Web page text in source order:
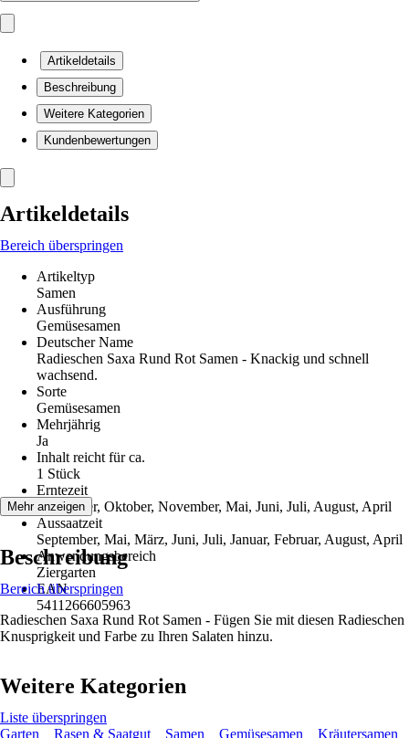
Artikeldetails
Beschreibung
Weitere Kategorien
Kundenbewertungen
Artikeldetails
Bereich überspringen
Artikeltyp
Samen
Ausführung
Gemüsesamen
Deutscher Name
Radieschen Saxa Rund Rot Samen - Knackig und schnell
wachsend.
Sorte
Gemüsesamen
Mehrjährig
Ja
Inhalt reicht für ca.
1 Stück
Erntezeit
September, Oktober, November, Mai, Juni, Juli, August, April
Aussaatzeit
September, Mai, März, Juni, Juli, Januar, Februar, August, April
Anwendungsbereich
Ziergarten
EAN
5411266605963
Mehr anzeigen
Beschreibung
Bereich überspringen
Radieschen Saxa Rund Rot Samen - Fügen Sie mit diesen Radieschen
Knusprigkeit und Farbe zu Ihren Salaten hinzu.
Weitere Kategorien
Liste überspringen
Garten
Rasen & Saatgut Samen Gemüsesamen Kräutersamen